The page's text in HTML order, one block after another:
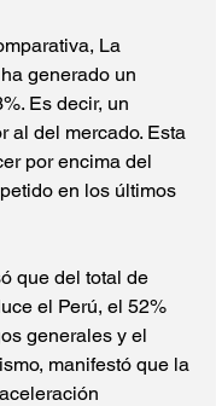
La
generado un
Es decir, un
al del mercado. Esta
por encima del
en los últimos
que del total de
el Perú, el 52%
generales y el
manifestó que la